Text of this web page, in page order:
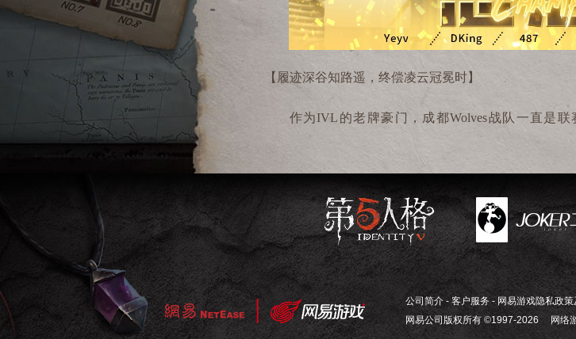
【 履迹深谷知路遥 ，终偿凌云冠冕时】
作为IVL 的老牌豪门，成都Wolves战队一直是联
阵营有着强大的牵制能力、清晰的运营思路和百折不挠
精，通过刻苦的训练将每一个精细的操作做到完美。
门。然而
2024年IVL秋季赛决赛和 COA VIII决赛两次惨
质疑、嘲讽、谩骂，尖酸刻薄的流言蜚语犹如漫天羽刃
评还是建议都乐意接受”，夏季赛伊始，
Wolves_ChoAi
土重来的决心。常规赛期间，成都Wolves
战队脚踏实
日的荣光的机会近在咫尺，现实却又给他们泼了一桶
公司简介 -客户服务 - 网易游戏隐私政
网易公司版权所有 ©1997-2026
网络